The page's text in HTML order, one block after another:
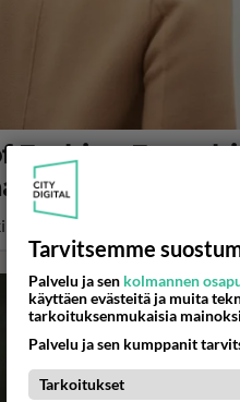
Fucking
ei pääosassa,
Everything muuttuu
Tarvitsemme
Palvelu ja sen kolmannen
käyttäen evästeitä ja muita
tarkoituksenmukaisia
Palvelu ja sen kumppanit
Tarkoitukset